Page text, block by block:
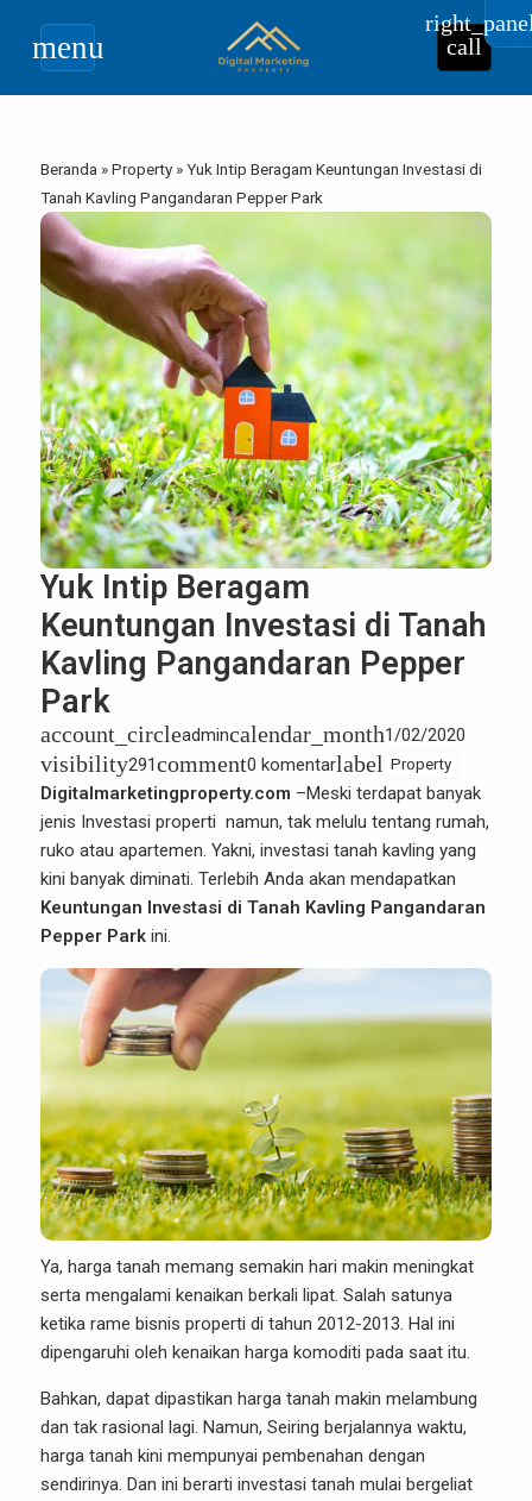
menu call
Beranda »Property »Yuk Intip Beragam Keuntungan Investasi di
Tanah Kavling Pangandaran Pepper Park
Yuk Intip Beragam
Keuntungan Investasi di Tanah
Kavling Pangandaran Pepper
Park
account_circleadmincalendar_month1/02/2020
visibility291comment0 komentarlabel Property
Digitalmarketingproperty.com –Meski terdapat banyak
jenis Investasi properti namun, tak melulu tentang rumah,
ruko atau apartemen. Yakni, investasi tanah kavling yang
kini banyak diminati. Terlebih Anda akan mendapatkan
Keuntungan Investasi di Tanah Kavling Pangandaran
Pepper Park ini.
Ya, harga tanah memang semakin hari makin meningkat
serta mengalami kenaikan berkali lipat. Salah satunya
ketika rame bisnis properti di tahun 2012-2013. Hal ini
dipengaruhi oleh kenaikan harga komoditi pada saat itu.
Bahkan, dapat dipastikan harga tanah makin melambung
dan tak rasional lagi. Namun, Seiring berjalannya waktu,
harga tanah kini mempunyai pembenahan dengan
sendirinya. Dan ini berarti investasi tanah mulai bergeliat